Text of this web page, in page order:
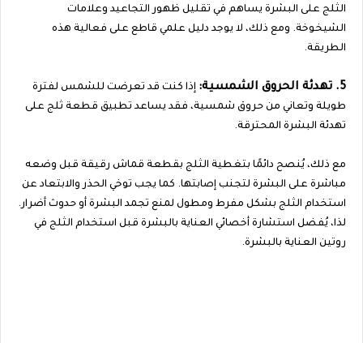
الثلج على البشرة يساهم في تقليل ظهور التجاعيد وعلامات
الشيخوخة. ومع ذلك، لا يوجد دليل علمي قاطع على فعالية هذه
الطريقة.
5. تهدئة الحروق الشمسية:
إذا كنت قد تعرضت للشمس لفترة
طويلة وتعاني من حروق شمسية، فقد يساعد تطبيق قطعة ثلج على
تهدئة البشرة المحترقة.
مع ذلك، يُنصح دائمًا بتغطية الثلج بقطعة قماش رقيقة قبل وضعه
مباشرة على البشرة لتجنب إصابتها. كما يجب توخي الحذر والابتعاد عن
استخدام الثلج بشكل مفرط ومطول لمنع تجمد البشرة أو حدوث أضرار.
لذا، يُفضل استشارة أخصائي العناية بالبشرة قبل استخدام الثلج في
روتين العناية بالبشرة.